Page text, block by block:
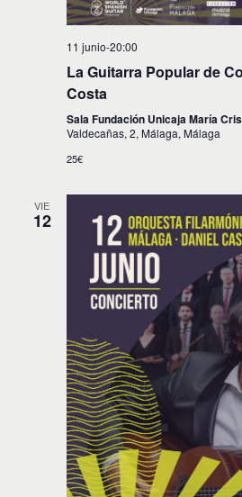
11 junio-20:00
La Guitarra Popular de
Costa
Sala Fundación Unicaja María
Valdecañas, 2, Málaga, Málaga
25€
VIE
12